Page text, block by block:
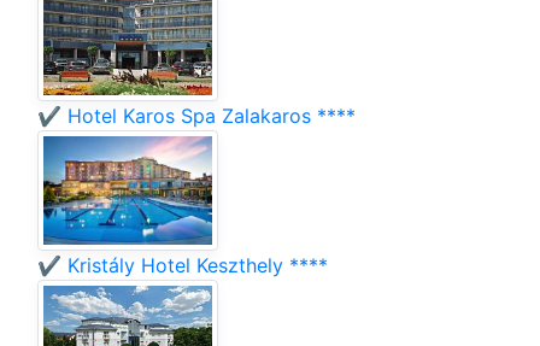
✔️ Hotel Karos Spa Zalakaros ****
✔️ Kristály Hotel Keszthely ****